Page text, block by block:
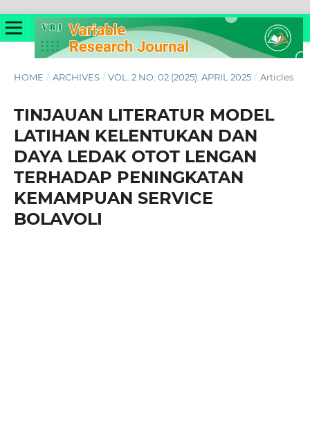
HOME / ARCHIVES / VOL. 2 NO. 02 (2025): APRIL 2025 / Articles
TINJAUAN LITERATUR MODEL
LATIHAN KELENTUKAN DAN
DAYA LEDAK OTOT LENGAN
TERHADAP PENINGKATAN
KEMAMPUAN SERVICE
BOLAVOLI